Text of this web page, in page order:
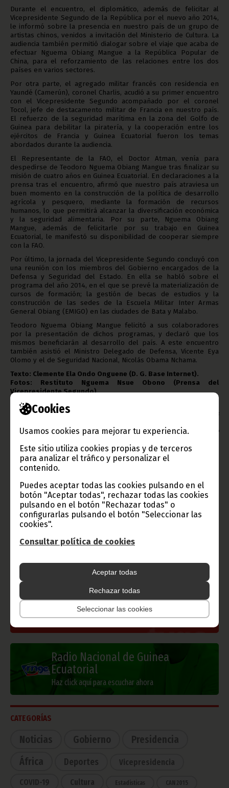
Cookies
Usamos cookies para mejorar tu experiencia.
Este sitio utiliza cookies propias y de terceros
para analizar el tráfico y personalizar el
contenido.
Puedes aceptar todas las cookies pulsando en el
botón "Aceptar todas", rechazar todas las cookies
pulsando en el botón "Rechazar todas" o
configurarlas pulsando el botón "Seleccionar las
cookies".
Consultar política de cookies
Aceptar todas
Rechazar todas
Seleccionar las cookies
Durante el encuentro, el diplomático, además de felicitar al
Vicepresidente Segundo de la República por el nuevo año 2014,
le informó sobre la presencia en nuestro país de un grupo de
artistas chinos, venidos a invitación del Ministerio de Cultura. La
audiencia también permitió dialogar sobre el viaje que acaba de
efectuar Nguema Obiang Mangue a la República Popular de
China, para el reforzamiento de las relaciones entre los dos
países en varios sectores.
Por otra parte, el agregado militar francés con residencia en
Yaundé (Camerún), coronel Charlis, acudió a su primer encuentro
con el Vicepresidente Segundo acompañado por el coronel
Tocol, jefe de destacamento militar de Francia en nuestro país.
El refuerzo de la seguridad marítima en la zona del Golfo de
Guinea para debilitar la piratería, y la cooperación entre los
ejércitos de Francia y Guinea Ecuatorial fueron los temas
abordados durante la audiencia.
El Representante de la FAO, el Doctor Atman, venía para
despedirse de Teodoro Nguema Obiang Mangue tras finalizar su
misión de cuatro años en Guinea Ecuatorial. En declaraciones a la
prensa tras el encuentro, afirmó que nuestro país atraviesa un
buen momento en la construcción de la política de desarrollo
agrícola y pesquero, mediante la formación de recursos
humanos, lo que permitirá alcanzar la diversificación económica
y la seguridad alimentaria. Por su parte, Nguema Obiang
Mangue, además de felicitarle por su trabajo en Guinea
Ecuatorial, le manifestó su disponibilidad de cooperar siempre
con la FAO.
Por último, la jornada del Vicepresidente Segundo concluyó con
una reunión con los miembros del Gobierno encargados de la
Defensa y Seguridad del Estado. En ella se habló sobre el
programa del año 2014, en el que se prevé la materialización de
cursos de formación; la gestión de becas de estudios y la
construcción de las sedes de la Escuela Militar Inter Armas
General Obiang (EMIGO) en las ciudades de Bata y Malabo.
Teodoro Nguema Obiang Mangue felicitó a sus colaboradores
por la presentación de dichos programas, y declaró que los
mismos beneficiarán al desarrollo del país. A este encuentro
también asistió el Ministro Delegado de Defensa, Vicente Eya
Olomo y el de Seguridad Nacional, Nicolás Obama Nchama.
Texto: Clemente Ela Ondo Onguene (D. G. Base Internet).
Fotos: Restituto Nguema Nsue Obono (Prensa del
Vicepresidente Segundo).
Oficina de Información y Prensa de Guinea Ecuatorial.
Aviso: La reproducción total o parcial de este artículo o de las
con la mención de la fuente de origen de la misma (Oficina de
Gobierno e Instituciones
Radio Nacional de Guinea
Ecuatorial
Haz click aquí para escuchar ahora
CATEGORÍAS
Noticias Gobierno
Presidencia
África
Deportes Vicepresidencia
COVID-19 Cultura Estadísticas CAN 2015